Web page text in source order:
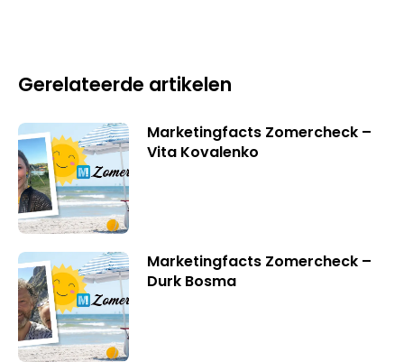
Gerelateerde artikelen
Marketingfacts Zomercheck –
Vita Kovalenko
Marketingfacts Zomercheck –
Durk Bosma